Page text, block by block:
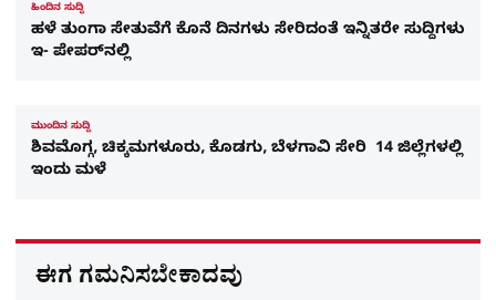
ಹಿಂದಿನ ಸುದ್ದಿ
ಹಳೆ ತುಂಗಾ ಸೇತುವೆಗೆ ಕೊನೆ ದಿನಗಳು ಸೇರಿದಂತೆ ಇನ್ನಿತರೇ ಸುದ್ದಿಗಳು
ಇ- ಪೇಪರ್​ನಲ್ಲಿ
ಮುಂದಿನ ಸುದ್ದಿ
ಶಿವಮೊಗ್ಗ, ಚಿಕ್ಕಮಗಳೂರು, ಕೊಡಗು, ಬೆಳಗಾವಿ ಸೇರಿ 14 ಜಿಲ್ಲೆಗಳಲ್ಲಿ
ಇಂದು ಮಳೆ
ಈಗ ಗಮನಿಸಬೇಕಾದವು